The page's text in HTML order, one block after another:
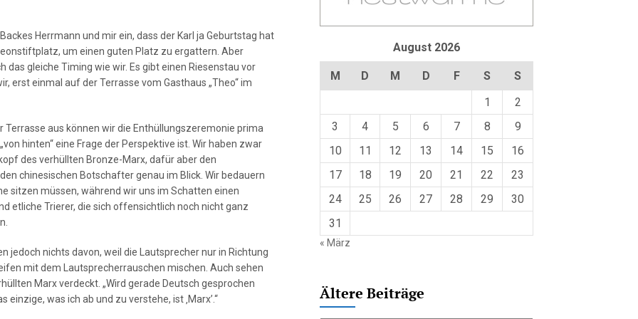
Herrmann und mir ein, dass der Karl ja Geburtstag hat
um einen guten Platz zu ergattern. Aber
das gleiche Timing wie wir. Es gibt einen Riesenstau vor
erst einmal auf der Terrasse vom Gasthaus „Theo“ im
Terrasse aus können wir die Enthüllungszeremonie prima
hinten“ eine Frage der Perspektive ist. Wir haben zwar
des verhüllten Bronze-Marx, dafür aber den
chinesischen Botschafter genau im Blick. Wir bedauern
sitzen müssen, während wir uns im Schatten einen
etliche Trierer, die sich offensichtlich noch nicht ganz
jedoch nichts davon, weil die Lautsprecher nur in Richtung
mit dem Lautsprecherrauschen mischen. Auch sehen
Marx verdeckt. „Wird gerade Deutsch gesprochen
einzige, was ich ab und zu verstehe, ist ‚Marx’.“
August 2026
M D M D F S
S
1
2
3
4 5 6 7 8
9
10
11 12 13 14 15
16
17
18 19 20 21 22
23
24
25 26 27 28 29
30
31
« März
Ältere Beiträge